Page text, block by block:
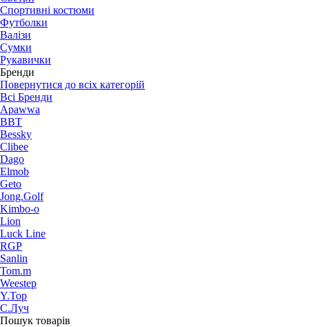
Спортивні костюми
Футболки
Валізи
Сумки
Рукавички
Бренди
Повернутися до всіх категорій
Всі Бренди
Apawwa
BBT
Bessky
Clibee
Dago
Elmob
Geto
Jong.Golf
Kimbo-o
Lion
Luck Line
RGP
Sanlin
Tom.m
Weestep
Y.Top
С.Луч
Пошук товарів